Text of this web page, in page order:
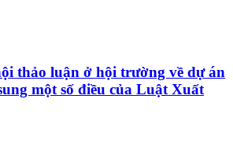
thảo luận ở hội trường về dự án
một số điều của Luật Xuất